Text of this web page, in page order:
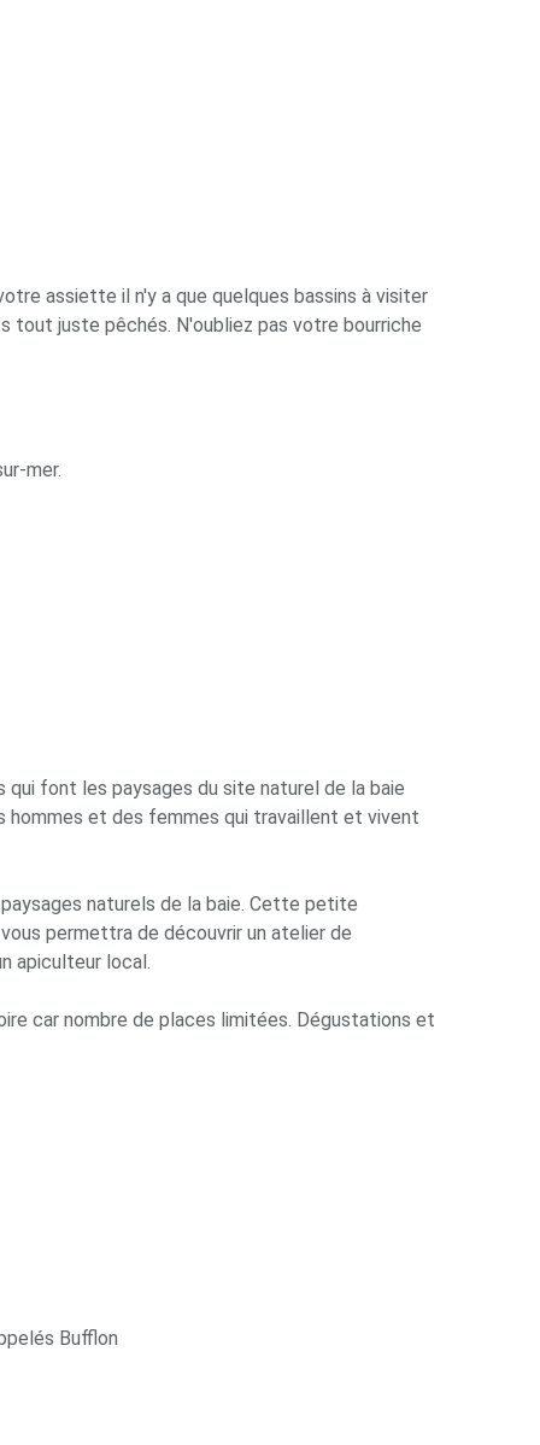
assiette il n'y a que quelques bassins à visiter
tout juste pêchés. N'oubliez pas votre bourriche
mer.
qui font les paysages du site naturel de la baie
hommes et des femmes qui travaillent et vivent
naturels de la baie. Cette petite
permettra de découvrir un atelier de
apiculteur local.
car nombre de places limitées. Dégustations et
Bufflon